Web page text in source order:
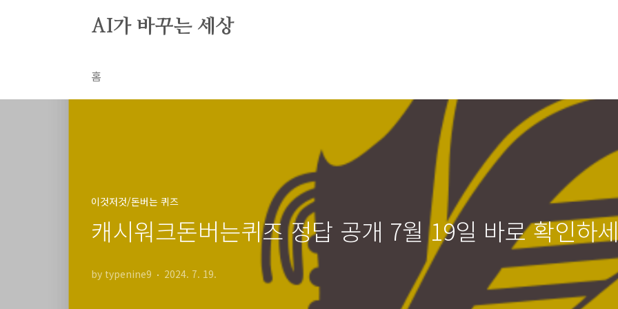
AI가 바꾸는 세상
홈
이것저것/돈버는 퀴즈
캐시워크돈버는퀴즈 정답 공개 7월 19일 바로 확인하
by typenine9 2024. 7. 19.